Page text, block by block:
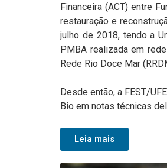
Financeira (ACT) entre
restauração e
julho de 2018, tendo a
PMBA realizada em
Rede Rio Doce Mar
Desde então, a FEST/
Bio em notas técnicas
Leia mais